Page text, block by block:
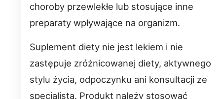
choroby przewlekłe lub stosujące inne
preparaty wpływające na organizm.
Suplement diety nie jest lekiem i nie
zastępuje zróżnicowanej diety, aktywnego
stylu życia, odpoczynku ani konsultacji ze
specjalistą. Produkt należy stosować